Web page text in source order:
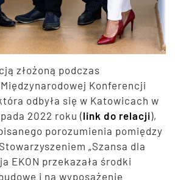
złożoną podczas
Konferencji
odbyła się w Katowicach w
2022 roku (link do relacji),
porozumienia pomiędzy
„Szansa dla
EKON przekazała środki
i na wyposażenie